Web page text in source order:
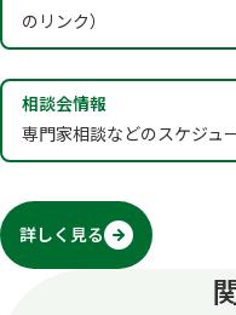
のリンク）
相談会情報
専門家相談などのスケジュ
詳しく見る